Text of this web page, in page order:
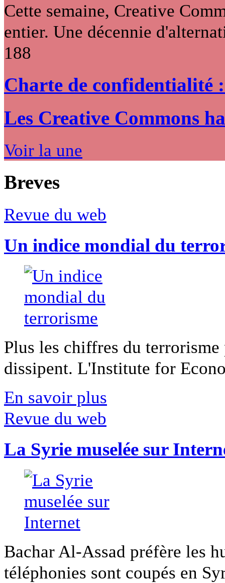
Cette semaine, Creative
entier. Une décennie
188
Charte de confidentialité
Les Creative Commons
Voir la une
Breves
Revue du web
Un indice mondial du
Plus les chiffres du
dissipent. L'Institute for
En savoir plus
Revue du web
La Syrie muselée sur
Bachar Al-Assad préfère les
téléphonies sont coupés en